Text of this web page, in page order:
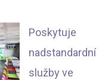
Poskytuje
nadstandardní
služby ve